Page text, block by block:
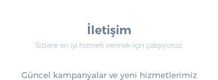
İletişim
Sizlere en iyi hizmeti vermek için çalışıyoruz.
Güncel kampanyalar ve yeni hizmetlerimiz